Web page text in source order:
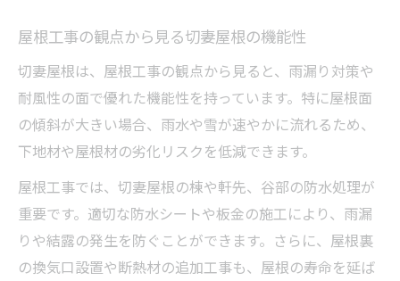
屋根工事の観点から見る切妻屋根の機能性
切妻屋根は、屋根工事の観点から見ると、雨漏り対策や
耐風性の面で優れた機能性を持っています。特に屋根面
の傾斜が大きい場合、雨水や雪が速やかに流れるため、
下地材や屋根材の劣化リスクを低減できます。
屋根工事では、切妻屋根の棟や軒先、谷部の防水処理が
重要です。適切な防水シートや板金の施工により、雨漏
りや結露の発生を防ぐことができます。さらに、屋根裏
の換気口設置や断熱材の追加工事も、屋根の寿命を延ば